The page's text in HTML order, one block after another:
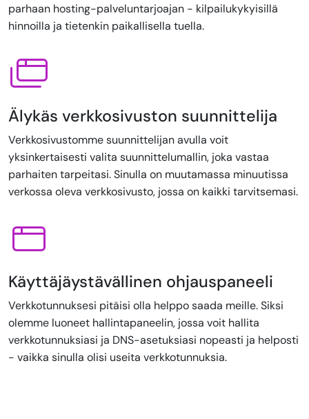
parhaan hosting-palveluntarjoajan - kilpailukykyisillä
hinnoilla ja tietenkin paikallisella tuella.
Älykäs verkkosivuston suunnittelija
Verkkosivustomme suunnittelijan avulla voit
yksinkertaisesti valita suunnittelumallin, joka vastaa
parhaiten tarpeitasi. Sinulla on muutamassa minuutissa
verkossa oleva verkkosivusto, jossa on kaikki tarvitsemasi.
Käyttäjäystävällinen ohjauspaneeli
Verkkotunnuksesi pitäisi olla helppo saada meille. Siksi
olemme luoneet hallintapaneelin, jossa voit hallita
verkkotunnuksiasi ja DNS-asetuksiasi nopeasti ja helposti
- vaikka sinulla olisi useita verkkotunnuksia.